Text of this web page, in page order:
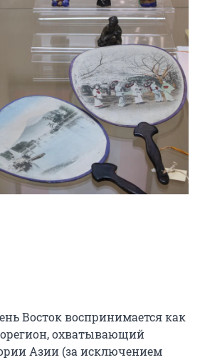
Восток воспринимается как
охватывающий
Азии (за исключением